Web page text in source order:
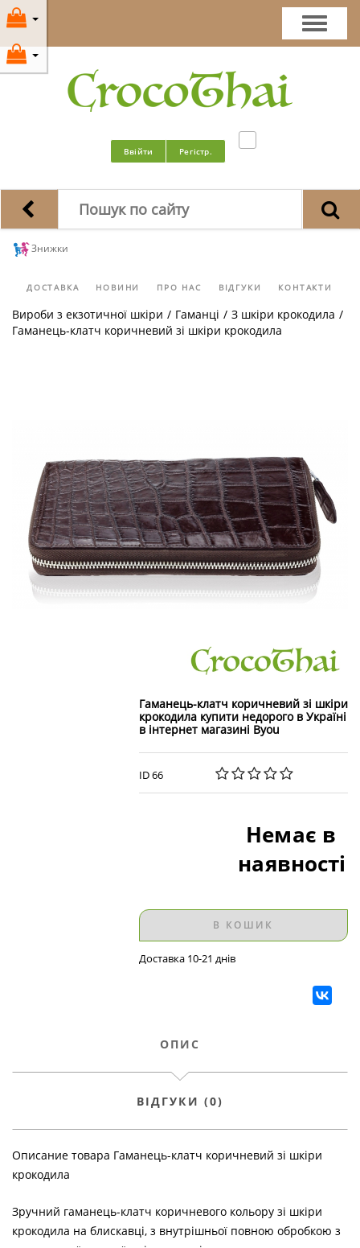
Ввійти Регістр.
Знижки
ДОСТАВКА НОВИНИ ПРО НАС ВІДГУКИ КОНТАКТИ
Вироби з екзотичної шкіри / Гаманці / З шкіри крокодила /
Гаманець-клатч коричневий зі шкіри крокодила
Гаманець-клатч коричневий зі шкіри
крокодила купити недорого в Україні
в інтернет магазині Byou
ID 66
Немає в
наявності
В КОШИК
Доставка 10-21 днів
ОПИС
ВІДГУКИ (0)
Описание товара Гаманець-клатч коричневий зі шкіри
крокодила
Зручний гаманець-клатч коричневого кольору зі шкіри
крокодила на блискавці, з внутрішньої повною обробкою з